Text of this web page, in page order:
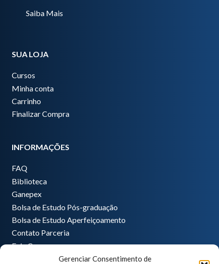
Gerenciar Consentimento de
Saiba Mais
SUA LOJA
Cursos
Minha conta
Carrinho
Finalizar Compra
INFORMAÇÕES
FAQ
Biblioteca
Ganepex
Bolsa de Estudo Pós-graduação
Bolsa de Estudo Aperfeiçoamento
Contato Parceria
Fale Conosco